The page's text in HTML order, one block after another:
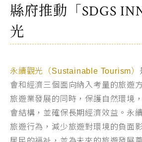
縣府推動「SDGS
光
永續觀光（ Sustainable Tourism）
會和經濟三個面向納入考量的旅遊
旅遊業發展的同時，保護自然環境
會結構，並確保長期經濟效益。永
旅遊行為，減少旅遊對環境的負面